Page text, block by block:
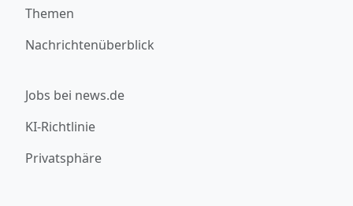
Themen
Nachrichtenüberblick
Jobs bei news.de
KI-Richtlinie
Privatsphäre